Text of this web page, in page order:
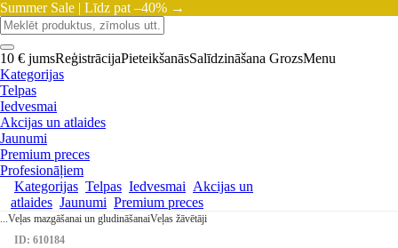
Summer Sale | Līdz pat –40% →
10 € jumsReģistrācijaPieteikšanāsSalīdzināšana GrozsMenu
Kategorijas
Telpas
Iedvesmai
Akcijas un atlaides
Jaunumi
Premium preces
Profesionāļiem
Kategorijas Telpas Iedvesmai Akcijas un
atlaides Jaunumi Premium preces
...Veļas mazgāšanai un gludināšanaiVeļas žāvētāji
ID: 610184